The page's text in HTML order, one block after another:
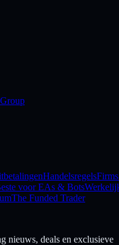
Handelsregels
voor EAs & Bots
The Funded Trader
nieuws, deals en exclusieve